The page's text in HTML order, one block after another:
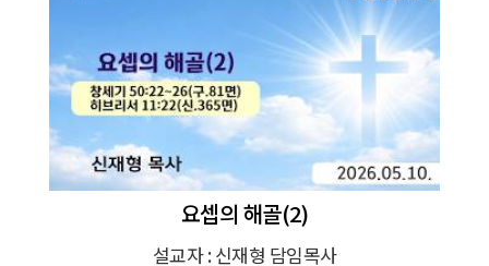
요셉의 해골(2)
설교자 : 신재형 담임목사